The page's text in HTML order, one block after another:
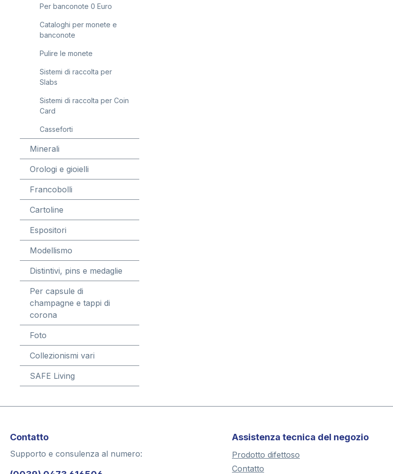
Per banconote 0 Euro
Cataloghi per monete e
banconote
Pulire le monete
Sistemi di raccolta per
Slabs
Sistemi di raccolta per Coin
Card
Casseforti
Minerali
Orologi e gioielli
Francobolli
Cartoline
Espositori
Modellismo
Distintivi, pins e medaglie
Per capsule di
champagne e tappi di
corona
Foto
Collezionismi vari
SAFE Living
Contatto
Supporto e consulenza al numero:
Assistenza tecnica del negozio
Prodotto difettoso
Contatto